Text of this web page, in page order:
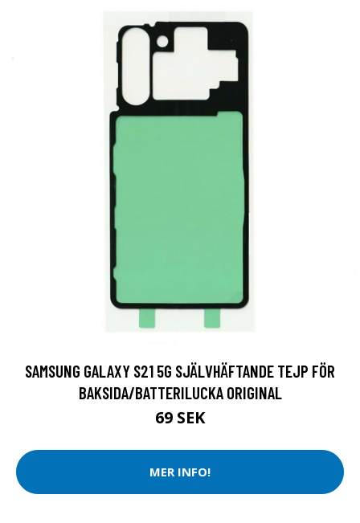
SAMSUNG GALAXY S21 5G SJÄLVHÄFTANDE TEJP FÖR
BAKSIDA/BATTERILUCKA ORIGINAL
69 SEK
MER INFO!